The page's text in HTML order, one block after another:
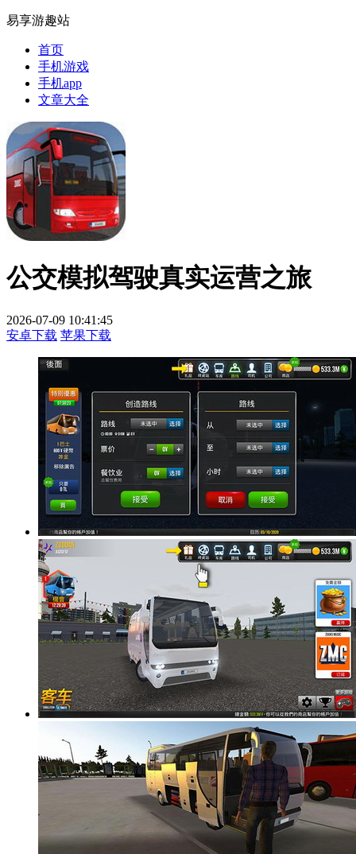
易享游趣站
首页
手机游戏
手机app
文章大全
公交模拟驾驶真实运营之旅
2026-07-09 10:41:45
安卓下载 苹果下载